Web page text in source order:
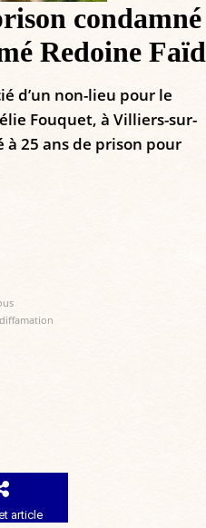
condamné
Redoine Faïd
d’un non-lieu pour le
Fouquet, à Villiers-sur-
25 ans de prison pour
diffamation
article